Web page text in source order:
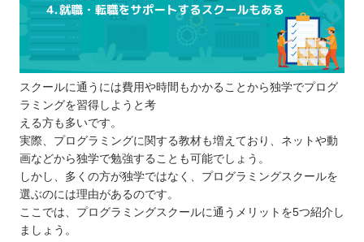
スクールに通うには費用や時間もかかることから独学でプログ
ラミングを習得しようと考
える方も多いです。
実際、プログラミングに関する教材も増えており、ネットや動
画などから独学で勉強することも可能でしょう。
しかし、多くの方が独学ではなく、プログラミングスクールを
選ぶのには理由があるのです。
ここでは、プログラミングスクールに通うメリットを5つ紹介し
ましょう。